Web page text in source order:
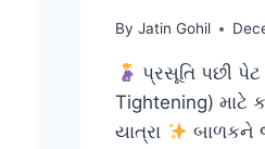
By Jatin Gohil
પ્રસૂતિ પછી પેટ
Tightening) માટે
યાત્રા
બાળકને